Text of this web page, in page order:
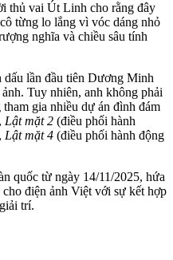
thủ vai Út Linh cho rằng đây
từng lo lắng vì vóc dáng nhỏ
nghĩa và chiều sâu tính
dấu lần đầu tiên Dương Minh
Tuy nhiên, anh không phải
gia nhiều dự án đình đám
Lật mặt 2 (điều phối hành
Lật mặt 4 (điều phối hành động
quốc từ ngày 14/11/2025, hứa
cho điện ảnh Việt với sự kết hợp
trí.